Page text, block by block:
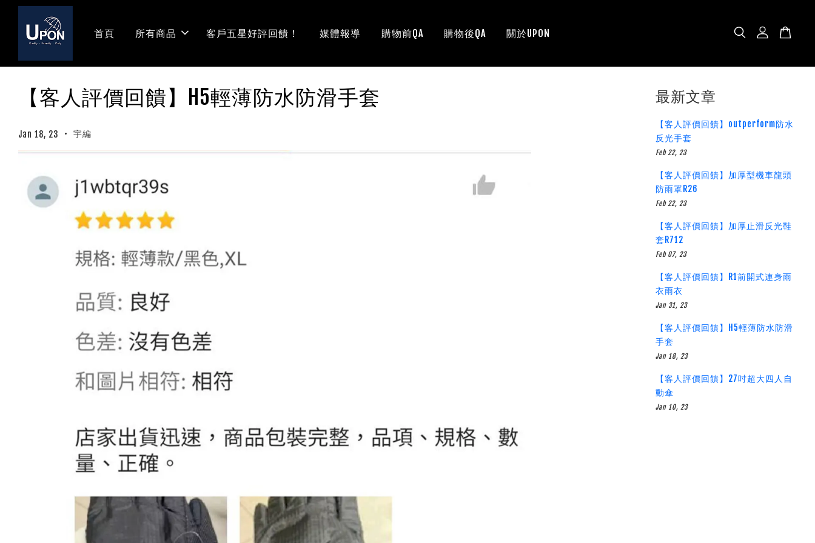
首頁 所有商品 客戶五星好評回饋！ 媒體報導 購物前QA 購物後QA 關於UPON
【客人評價回饋】H5輕薄防水防滑手套
Jan 18, 23 • 宇編
最新文章
【客人評價回饋】outperform防水
反光手套
Feb 22, 23
【客人評價回饋】加厚型機車龍頭
防雨罩R26
Feb 22, 23
【客人評價回饋】加厚止滑反光鞋
套R712
Feb 07, 23
【客人評價回饋】R1前開式連身雨
衣雨衣
Jan 31, 23
【客人評價回饋】H5輕薄防水防滑
手套
Jan 18, 23
【客人評價回饋】27吋超大四人自
動傘
Jan 10, 23